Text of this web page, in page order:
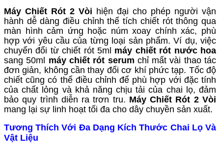
Máy Chiết Rót 2 Vòi hiện đại cho phép người vận
hành dễ dàng điều chỉnh thể tích chiết rót thông qua
màn hình cảm ứng hoặc núm xoay chính xác, phù
hợp với yêu cầu của từng loại sản phẩm. Ví dụ, việc
chuyển đổi từ chiết rót 5ml máy chiết rót nước hoa
sang 50ml máy chiết rót serum chỉ mất vài thao tác
đơn giản, không cần thay đổi cơ khí phức tạp. Tốc độ
chiết cũng có thể điều chỉnh để phù hợp với đặc tính
của chất lỏng và khả năng chịu tải của chai lọ, đảm
bảo quy trình diễn ra trơn tru. Máy Chiết Rót 2 Vòi
mang lại sự linh hoạt tối đa cho dây chuyền sản xuất.
Tương Thích Với Đa Dạng Kích Thước Chai Lọ Và
Vật Liệu